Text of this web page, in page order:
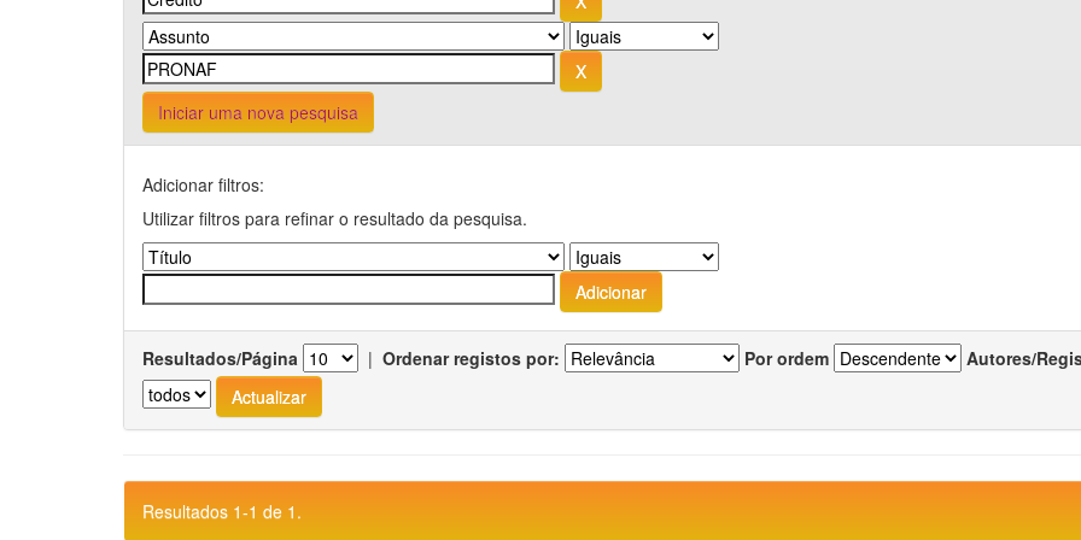
Iniciar uma nova pesquisa
Adicionar filtros:
Utilizar filtros para refinar o resultado da pesquisa.
Resultados/Página | Ordenar registos por: Por ordem Autores/
Resultados 1-1 de 1.